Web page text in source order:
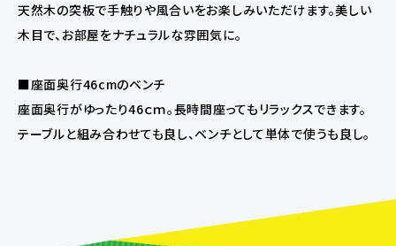
天然木の突板で手触りや風合いをお楽しみいただけます。美しい
木目で、お部屋をナチュラルな雰囲気に。
■座面奥行46cmのベンチ
座面奥行がゆったり46ｃｍ。長時間座ってもリラックスできます。
テーブルと組み合わせても良し、ベンチとして単体で使うも良し。